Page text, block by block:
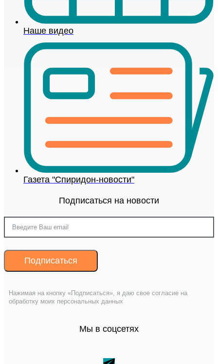
Наше видео
Газета "Спиридон-новости"
Подписаться на новости
Подписаться
Нажимая на кнопку «Подписаться», я даю свое согласие на
обработку моих персональных данных
Мы в соцсетях